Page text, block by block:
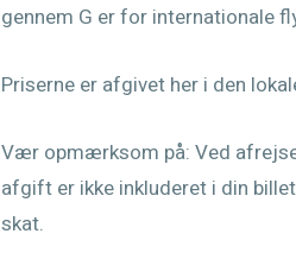
gennem G er for internationale
Priserne er afgivet her i den
Vær opmærksom på: Ved
afgift er ikke inkluderet i din
skat.